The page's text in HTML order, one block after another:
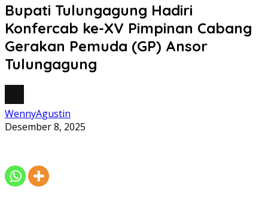
Bupati Tulungagung Hadiri
Konfercab ke-XV Pimpinan Cabang
Gerakan Pemuda (GP) Ansor
Tulungagung
WennyAgustin
Desember 8, 2025